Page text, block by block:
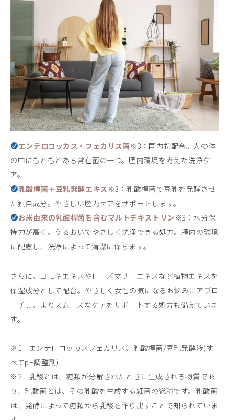
エンテロコッカス・フェカリス菌※3：国内初配合。人の体
の中にもともとある常在菌の一つ。膣内環境を考えた洗浄ケ
ア。
乳酸桿菌＋豆乳発酵エキス ※3：乳酸桿菌で豆乳を発酵させ
た独自成分。やさしい膣内ケアをサポートします。
お米由来の乳酸桿菌を含むマルトデキストリン ※3：水分保
持力が高く、うるおいでやさしく洗浄できる処方。膣内の環境
に配慮し、洗浄によって清潔に保ちます。
さらに、ヨモギエキスやローズマリーエキスなど植物エキスを
保湿成分として配合。やさしく女性の気になるお悩みにアプロ
ーチし、よりスムーズなケアをサポートする処方も備えていま
す。
※1 エンテロコッカスフェカリス、乳酸桿菌/豆乳発酵液(す
べてpH調整剤)
※2 乳酸とは、糖類が分解されたときに生成される物質であ
り、乳酸菌とは、その乳酸を生成する細菌の総称です。乳酸菌
は、発酵によって糖類から乳酸を作り出すことで知られていま